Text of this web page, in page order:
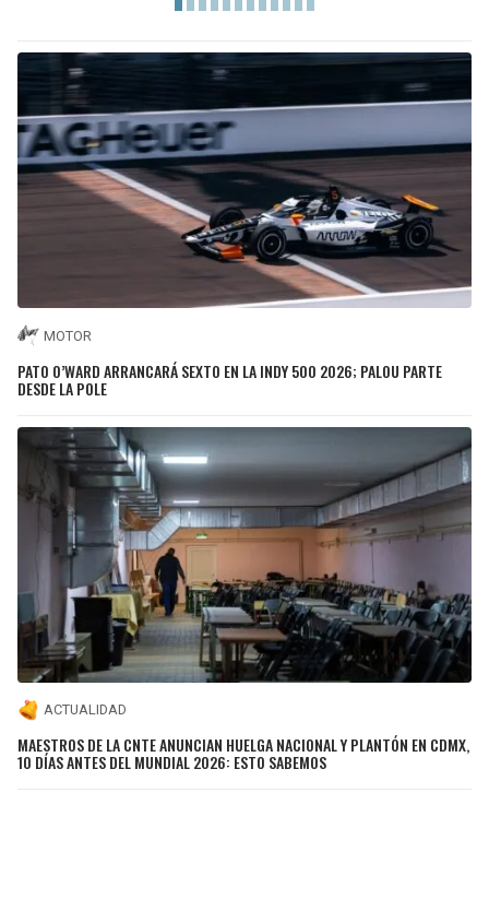
MOTOR
PATO O’WARD ARRANCARÁ SEXTO EN LA INDY 500 2026; PALOU PARTE
DESDE LA POLE
ACTUALIDAD
MAESTROS DE LA CNTE ANUNCIAN HUELGA NACIONAL Y PLANTÓN EN CDMX,
10 DÍAS ANTES DEL MUNDIAL 2026: ESTO SABEMOS